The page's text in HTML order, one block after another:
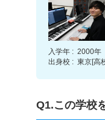
入学年 : 2000年
出身校 : 東京[高
Q1.この学校